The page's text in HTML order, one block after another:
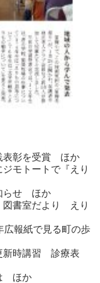
表彰を受賞 ほか
モトートで『えり
らせ ほか
書室だより えり
報紙で見る町の歩
新時講習 診療表
ほか